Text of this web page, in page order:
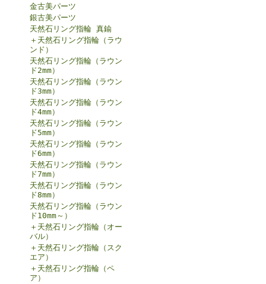
金古美パーツ
銀古美パーツ
天然石リング指輪 真鍮
＋天然石リング指輪（ラウ
ンド）
天然石リング指輪（ラウン
ド2mm）
天然石リング指輪（ラウン
ド3mm）
天然石リング指輪（ラウン
ド4mm）
天然石リング指輪（ラウン
ド5mm）
天然石リング指輪（ラウン
ド6mm）
天然石リング指輪（ラウン
ド7mm）
天然石リング指輪（ラウン
ド8mm）
天然石リング指輪（ラウン
ド10mm～）
＋天然石リング指輪（オー
バル）
＋天然石リング指輪（スク
エア）
＋天然石リング指輪（ペ
ア）